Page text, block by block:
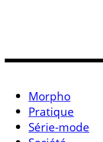
Morpho
Pratique
Série-mode